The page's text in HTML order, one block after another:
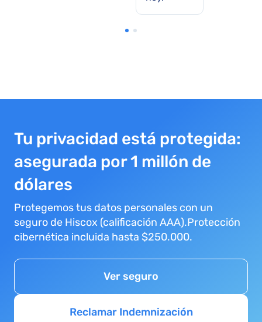
Tu privacidad está protegida:
asegurada por 1 millón de
dólares
Protegemos tus datos personales con un
seguro de Hiscox (calificación AAA).Protección
cibernética incluida hasta $250.000.
Ver seguro
Reclamar Indemnización